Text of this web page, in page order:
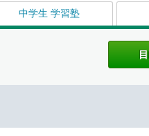
中学生 学習塾